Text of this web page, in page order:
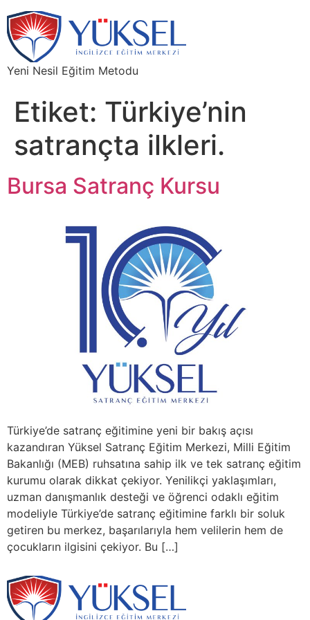
Yeni Nesil Eğitim Metodu
Etiket: Türkiye’nin
satrançta ilkleri.
Bursa Satranç Kursu
Türkiye’de satranç eğitimine yeni bir bakış açısı
kazandıran Yüksel Satranç Eğitim Merkezi, Milli Eğitim
Bakanlığı (MEB) ruhsatına sahip ilk ve tek satranç eğitim
kurumu olarak dikkat çekiyor. Yenilikçi yaklaşımları,
uzman danışmanlık desteği ve öğrenci odaklı eğitim
modeliyle Türkiye’de satranç eğitimine farklı bir soluk
getiren bu merkez, başarılarıyla hem velilerin hem de
çocukların ilgisini çekiyor. Bu […]